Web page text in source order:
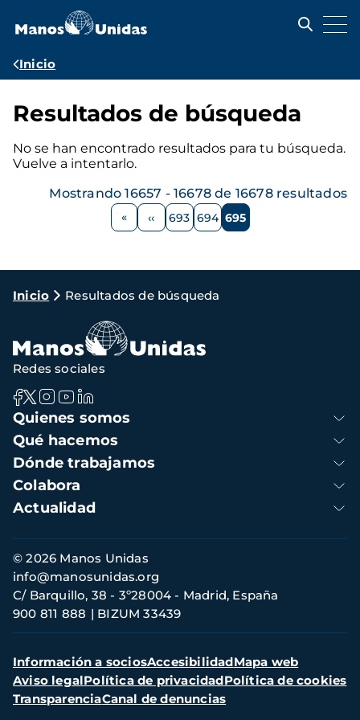
contenido
Ruta
navegación
Inicio
Resultados de búsqueda
No se han encontrado resultados para tu búsqueda.
Vuelve a intentarlo.
Página
‹‹ Página
693 Página
694 Página
695
Mostrando 16657 - 16678 de 16678 resultados
Ruta
navegación
Inicio Resultados de búsqueda
Navegación
principal
Quienes somos
Qué hacemos
Dónde trabajamos
Colabora
Actualidad
Redes sociales
Información
de
contacto
© 2026 Manos Unidas
C/ Barquillo, 38 - 3º28004 - Madrid, España
900 811 888
BIZUM 33439
info@manosunidas.org
Menú
secundario
Información a sociosAccesibilidadMapa web
Aviso legalPolítica de privacidadPolítica de cookies
TransparenciaCanal de denuncias